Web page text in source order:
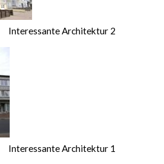
Interessante Architektur 2
Interessante Architektur 1